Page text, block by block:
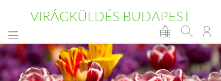
VIRÁGKÜLDÉS BUDAPEST